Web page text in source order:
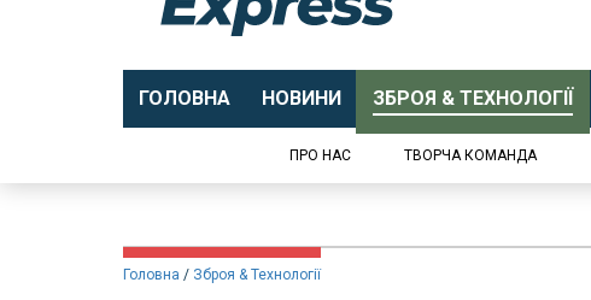
ГОЛОВНА НОВИНИ ЗБРОЯ & ТЕХНОЛОГІЇ
ПРО НАС ТВОРЧА КОМАНДА
Головна Зброя & Технології